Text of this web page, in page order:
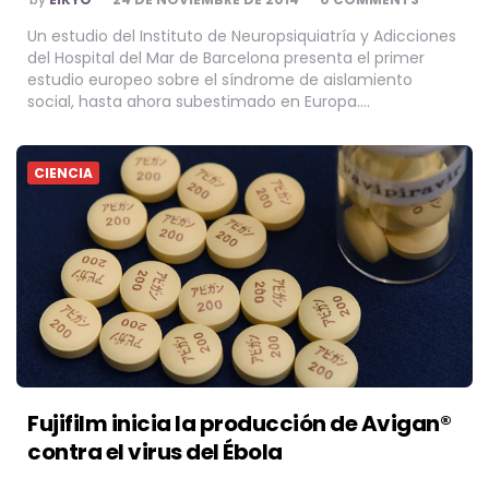
BY
Un estudio del Instituto de Neuropsiquiatría y Adicciones
del Hospital del Mar de Barcelona presenta el primer
estudio europeo sobre el síndrome de aislamiento
social, hasta ahora subestimado en Europa….
CIENCIA
Fujifilm inicia la producción de Avigan®
contra el virus del Ébola